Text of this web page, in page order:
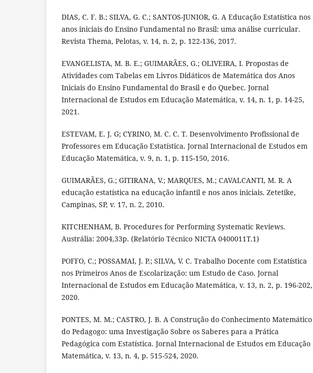
DIAS, C. F. B.; SILVA, G. C.; SANTOS-JUNIOR, G. A Educação Estatística nos
anos iniciais do Ensino Fundamental no Brasil: uma análise curricular.
Revista Thema, Pelotas, v. 14, n. 2, p. 122-136, 2017.
EVANGELISTA, M. B. E.; GUIMARÃES, G.; OLIVEIRA, I. Propostas de
Atividades com Tabelas em Livros Didáticos de Matemática dos Anos
Iniciais do Ensino Fundamental do Brasil e do Quebec. Jornal
Internacional de Estudos em Educação Matemática, v. 14, n. 1, p. 14-25,
2021.
ESTEVAM, E. J. G; CYRINO, M. C. C. T. Desenvolvimento Profissional de
Professores em Educação Estatística. Jornal Internacional de Estudos em
Educação Matemática, v. 9, n. 1, p. 115-150, 2016.
GUIMARÃES, G.; GITIRANA, V.; MARQUES, M.; CAVALCANTI, M. R. A
educação estatística na educação infantil e nos anos iniciais. Zetetike,
Campinas, SP, v. 17, n. 2, 2010.
KITCHENHAM, B. Procedures for Performing Systematic Reviews.
Austrália: 2004,33p. (Relatório Técnico NICTA 0400011T.1)
POFFO, C.; POSSAMAI, J. P.; SILVA, V. C. Trabalho Docente com Estatística
nos Primeiros Anos de Escolarização: um Estudo de Caso. Jornal
Internacional de Estudos em Educação Matemática, v. 13, n. 2, p. 196-202,
2020.
PONTES, M. M.; CASTRO, J. B. A Construção do Conhecimento Matemático
do Pedagogo: uma Investigação Sobre os Saberes para a Prática
Pedagógica com Estatística. Jornal Internacional de Estudos em Educação
Matemática, v. 13, n. 4, p. 515-524, 2020.